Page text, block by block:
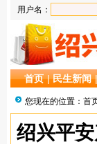
用户名：
首页 |民生新闻
您现在的位置： 首
绍兴平